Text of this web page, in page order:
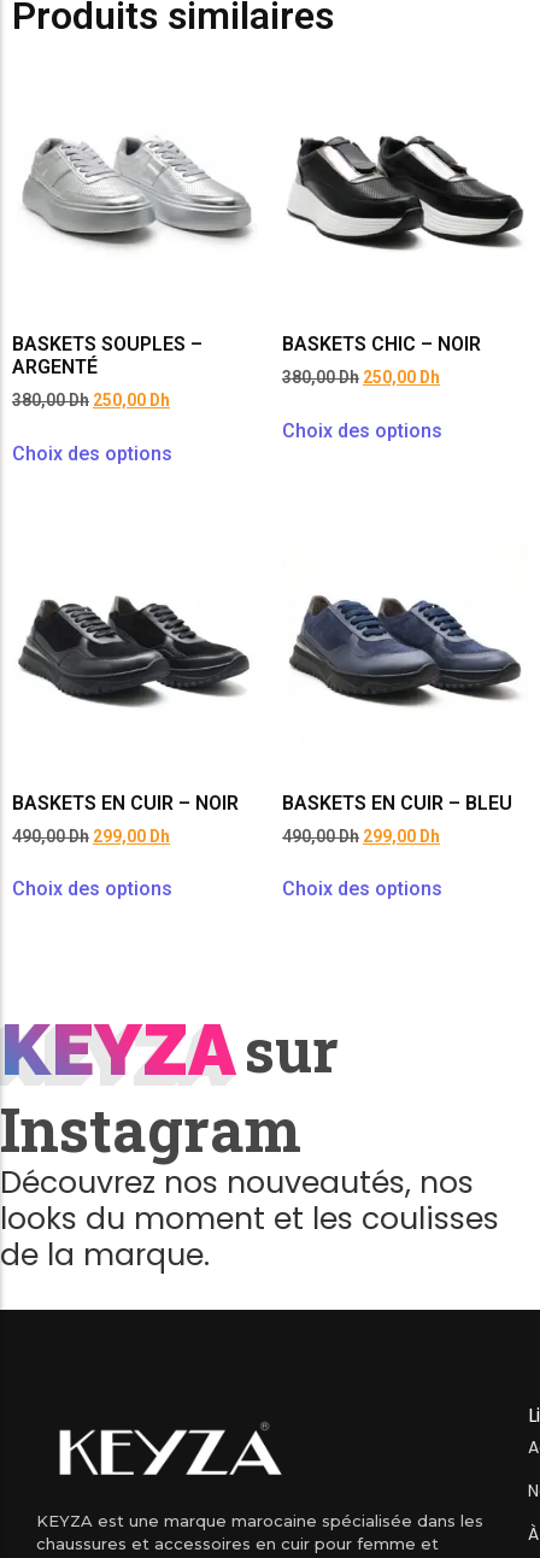
Produits similaires
BASKETS SOUPLES –
ARGENTÉ
380,00Dh 250,00 Dh
Choix des options
BASKETS CHIC – NOIR
380,00Dh 250,00 Dh
Choix des options
BASKETS EN CUIR – NOIR
490,00Dh 299,00 Dh
Choix des options
BASKETS EN CUIR – BLEU
490,00Dh 299,00 Dh
Choix des options
KEYZA
KEYZAsur
Instagram
Découvrez nos nouveautés, nos
looks du moment et les coulisses
de la marque.
KEYZA est une marque marocaine spécialisée dans les
chaussures et accessoires en cuir pour femme et